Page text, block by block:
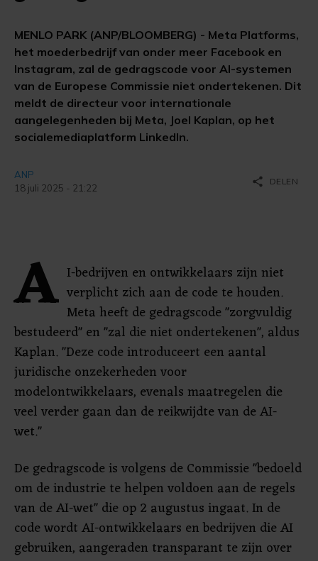
MENLO PARK (ANP/BLOOMBERG) - Meta Platforms,
het moederbedrijf van onder meer Facebook en
Instagram, zal de gedragscode voor AI-systemen
van de Europese Commissie niet ondertekenen. Dit
meldt de directeur voor internationale
aangelegenheden bij Meta, Joel Kaplan, op het
socialemediaplatform LinkedIn.
ANP
18 juli 2025 - 21:22
share DELEN
A I-bedrijven en ontwikkelaars zijn niet
verplicht zich aan de code te houden.
Meta heeft de gedragscode "zorgvuldig
bestudeerd" en "zal die niet ondertekenen", aldus
Kaplan. "Deze code introduceert een aantal
juridische onzekerheden voor
modelontwikkelaars, evenals maatregelen die
veel verder gaan dan de reikwijdte van de AI-
wet."
De gedragscode is volgens de Commissie "bedoeld
om de industrie te helpen voldoen aan de regels
van de AI-wet" die op 2 augustus ingaat. In de
code wordt AI-ontwikkelaars en bedrijven die AI
gebruiken, aangeraden transparant te zijn over